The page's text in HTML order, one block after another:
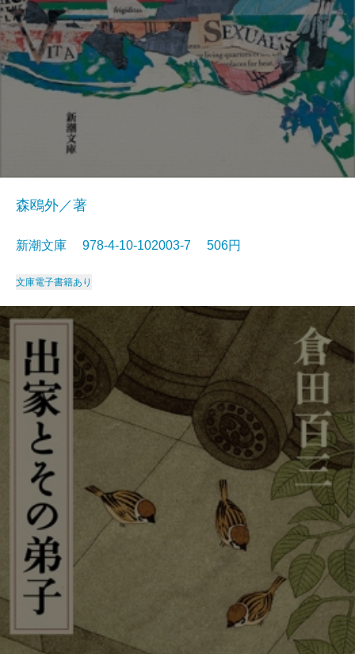
森鴎外／著
新潮文庫 978-4-10-102003-7 506円
文庫電子書籍あり